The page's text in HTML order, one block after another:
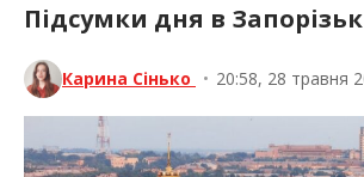
Підсумки дня в
Карина Сінько • 20:58, 28 травня